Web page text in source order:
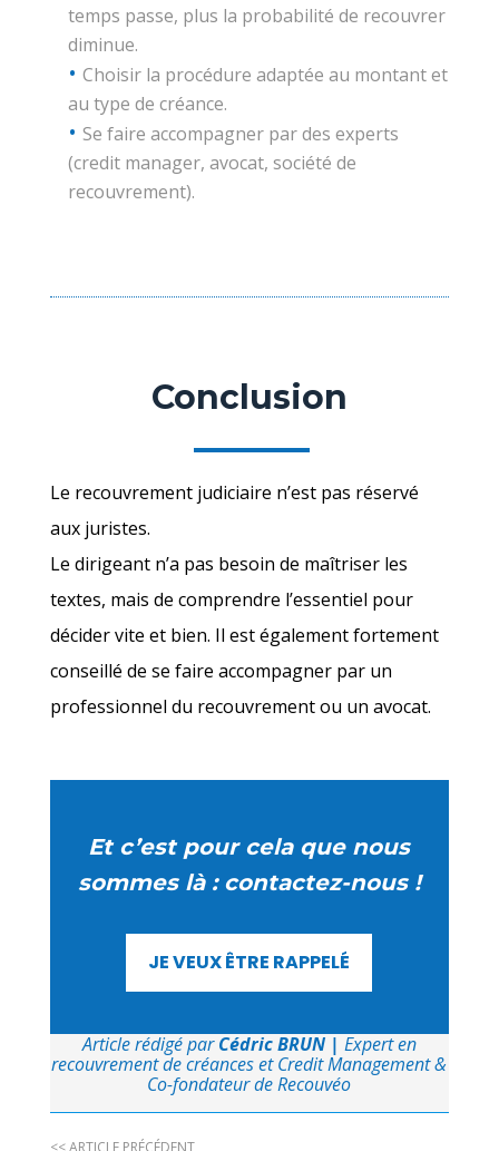
temps passe, plus la probabilité de recouvrer
diminue.
Choisir la procédure adaptée au montant et
au type de créance.
Se faire accompagner par des experts
(credit manager, avocat, société de
recouvrement).
Conclusion
Le recouvrement judiciaire n’est pas réservé
aux juristes.
Le dirigeant n’a pas besoin de maîtriser les
textes, mais de comprendre l’essentiel pour
décider vite et bien. Il est également fortement
conseillé de se faire accompagner par un
professionnel du recouvrement ou un avocat.
Et c’est pour cela que nous
sommes là : contactez-nous !
JE VEUX ÊTRE RAPPELÉ
Article rédigé parCédric BRUN | Expert en
recouvrement de créances et Credit Management &
Co-fondateur de Recouvéo
<< ARTICLE PRÉCÉDENT